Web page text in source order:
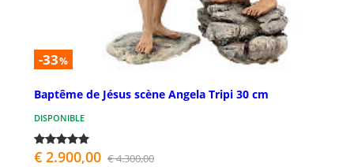
-33%
Baptême de Jésus scène Angela Tripi 30 cm
DISPONIBLE
€ 2.900,00 € 4.300,00